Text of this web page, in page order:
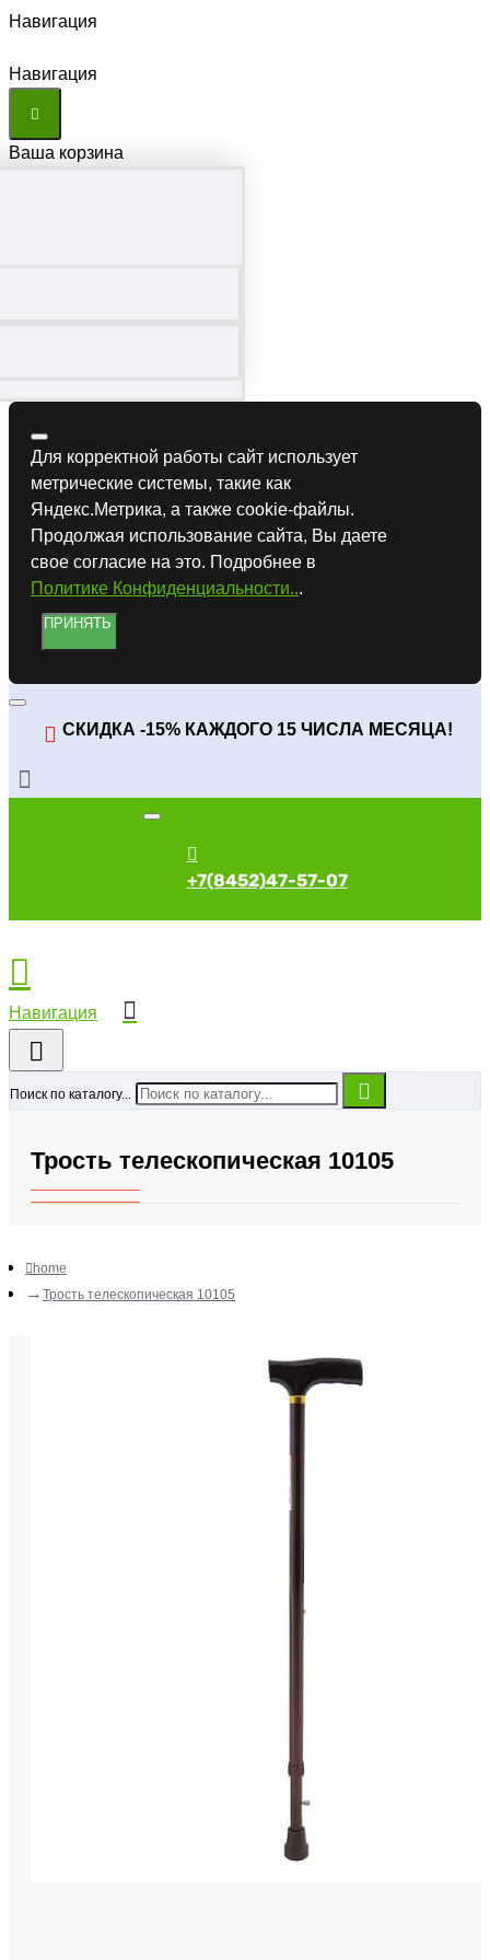
Навигация
Навигация
Ваша корзина
Для корректной работы сайт использует
метрические системы, такие как
Яндекс.Метрика, а также cookie-файлы.
Продолжая использование сайта, Вы даете
свое согласие на это. Подробнее в
Политике Конфиденциальности...
ПРИНЯТЬ
СКИДКА -15% КАЖДОГО 15 ЧИСЛА МЕСЯЦА!
+7(8452)47-57-07
Поиск по каталогу...
Трость телескопическая 10105
home
Трость телескопическая 10105